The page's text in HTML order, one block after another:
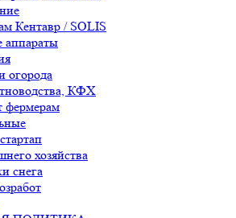
Кентавр / SOLIS
аппараты
огорода
КФХ
фермерам
хозяйства
снега